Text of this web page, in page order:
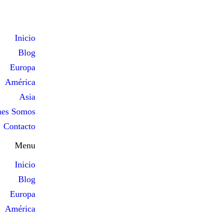
Inicio
Blog
Europa
América
Asia
Somos
Contacto
Menu
Inicio
Blog
Europa
América